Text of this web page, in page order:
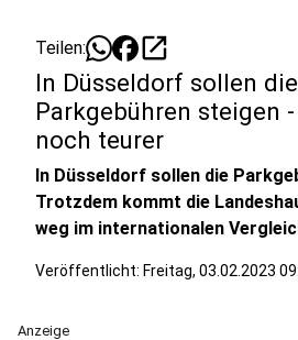
Teilen: open_in_new
In Düsseldorf sollen die
Parkgebühren steigen
noch teurer
In Düsseldorf sollen die
Trotzdem kommt die
weg im internationalen
Veröffentlicht: Freitag, 03.02.2023
Anzeige